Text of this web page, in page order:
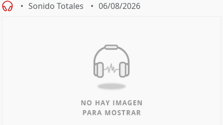
Sonido Totales 06/08/2026